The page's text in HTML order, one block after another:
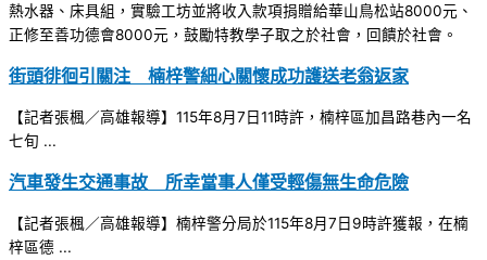
熱水器、床具組，實驗工坊並將收入款項捐贈給華山鳥松站8000元、
正修至善功德會8000元，鼓勵特教學子取之於社會，回饋於社會。
街頭徘徊引關注 楠梓警細心關懷成功護送老翁返家
【記者張楓／高雄報導】115年8月7日11時許，楠梓區加昌路巷內一名
七旬 ...
汽車發生交通事故 所幸當事人僅受輕傷無生命危險
【記者張楓／高雄報導】楠梓警分局於115年8月7日9時許獲報，在楠
梓區德 ...